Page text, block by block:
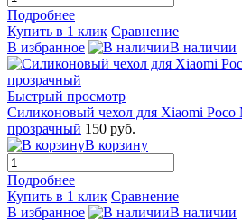
Подробнее
Купить в 1 клик Сравнение
В избранное
В наличии
Быстрый просмотр
Силиконовый чехол для Xiaomi Poco
прозрачный 150 руб.
В корзину
Подробнее
Купить в 1 клик Сравнение
В избранное
В наличии